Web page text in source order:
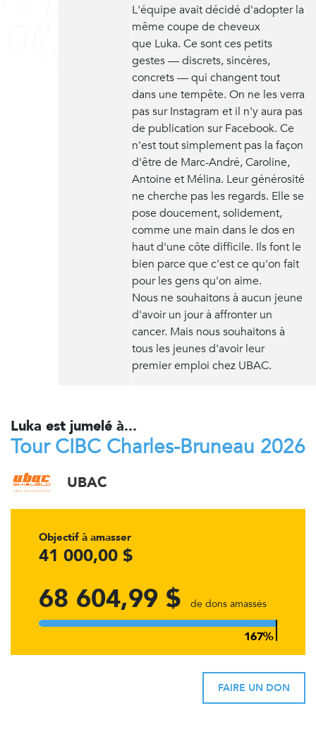
L'équipe avait décidé d'adopter la
même coupe de cheveux
que Luka. Ce sont ces petits
gestes — discrets, sincères,
concrets — qui changent tout
dans une tempête. On ne les verra
pas sur Instagram et il n'y aura pas
de publication sur Facebook. Ce
n'est tout simplement pas la façon
d'être de Marc-André, Caroline,
Antoine et Mélina. Leur générosité
ne cherche pas les regards. Elle se
pose doucement, solidement,
comme une main dans le dos en
haut d'une côte difficile. Ils font le
bien parce que c'est ce qu'on fait
pour les gens qu'on aime.
Nous ne souhaitons à aucun jeune
d'avoir un jour à affronter un
cancer. Mais nous souhaitons à
tous les jeunes d'avoir leur
premier emploi chez UBAC.
Luka est jumelé à...
Tour CIBC Charles-Bruneau 2026
UBAC
Objectif à amasser
41 000,00 $
68 604,99 $ de dons amassés
FAIRE UN DON